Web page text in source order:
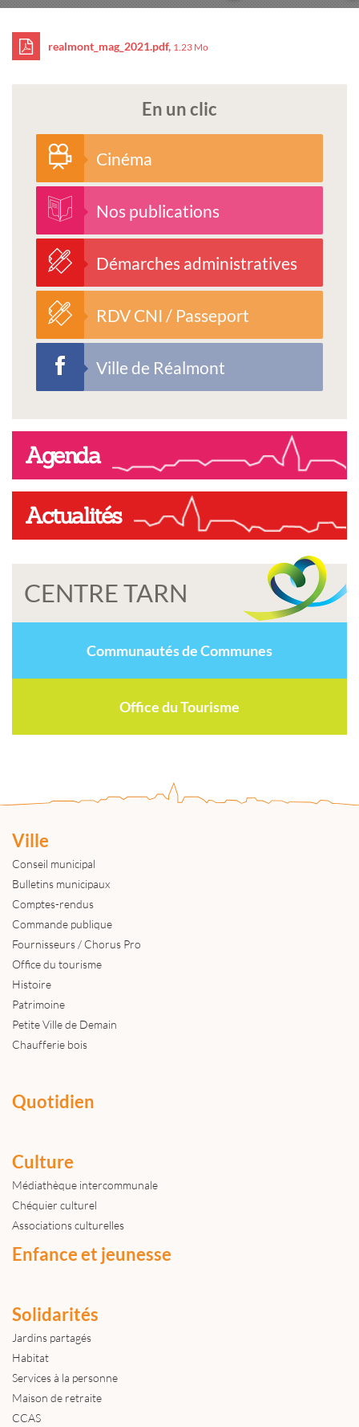
realmont_mag_2021.pdf, 1.23 Mo
En un clic
Cinéma
Nos publications
Démarches administratives
RDV CNI / Passeport
Ville de Réalmont
Agenda
Actualités
CENTRE TARN
Communautés de Communes
Office du Tourisme
Ville
Conseil municipal
Bulletins municipaux
Comptes-rendus
Commande publique
Fournisseurs / Chorus Pro
Office du tourisme
Histoire
Patrimoine
Petite Ville de Demain
Chaufferie bois
Quotidien
Culture
Médiathèque intercommunale
Chéquier culturel
Associations culturelles
Enfance et jeunesse
Solidarités
Jardins partagés
Habitat
Services à la personne
Maison de retraite
CCAS